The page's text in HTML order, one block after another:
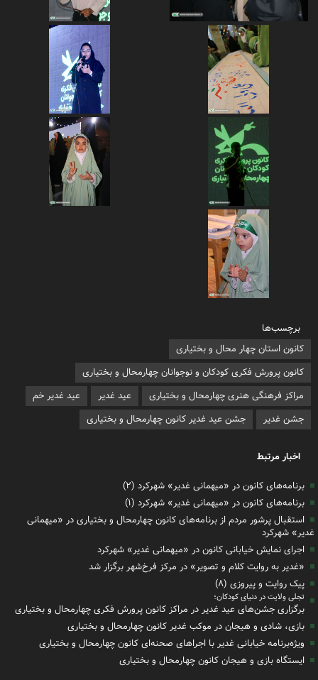
برچسب‌ها
کانون استان چهار محال و بختیاری
کانون پرورش فکری کودکان و نوجوانان چهارمحال و بختیاری
مراکز فرهنگی هنری چهارمحال و بختیاری
عید غدیر
عید غدیر خم
جشن غدیر
جشن عید غدیر کانون چهارمحال و بختیاری
اخبار مرتبط
برنامه‌های کانون در «میهمانی غدیر» شهرکرد (۲)
برنامه‌های کانون در «میهمانی غدیر» شهرکرد (۱)
استقبال پرشور مردم از برنامه‌های کانون چهارمحال و بختیاری در «میهمانی
غدیر» شهرکرد
اجرای نمایش خیابانی کانون در «میهمانی غدیر» شهرکرد
«غدیر به روایت کلام و تصویر» در مرکز فرخ‌شهر برگزار شد
پیک روایت و پیروزی (۸)
تجلی ولایت در دنیای کودکان؛
برگزاری جشن‌های عید غدیر در مراکز کانون پرورش فکری چهارمحال و بختیاری
بازی، شادی و هیجان در موکب غدیر کانون چهارمحال و بختیاری
ویژه‌برنامه خیابانی غدیر با اجراهای صحنه‌ای کانون چهارمحال و بختیاری
ایستگاه بازی و هیجان کانون چهارمحال و بختیاری